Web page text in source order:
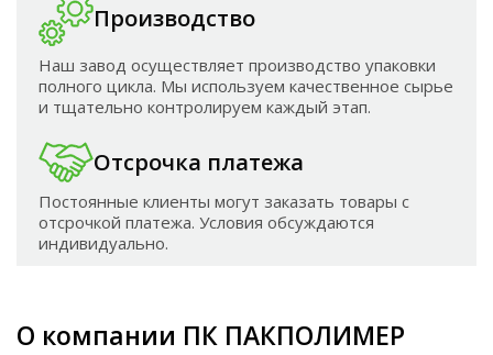
Производство
Наш завод осуществляет производство упаковки
полного цикла. Мы используем качественное сырье
и тщательно контролируем каждый этап.
Отсрочка платежа
Постоянные клиенты могут заказать товары с
отсрочкой платежа. Условия обсуждаются
индивидуально.
О компании ПК ПАКПОЛИМЕР